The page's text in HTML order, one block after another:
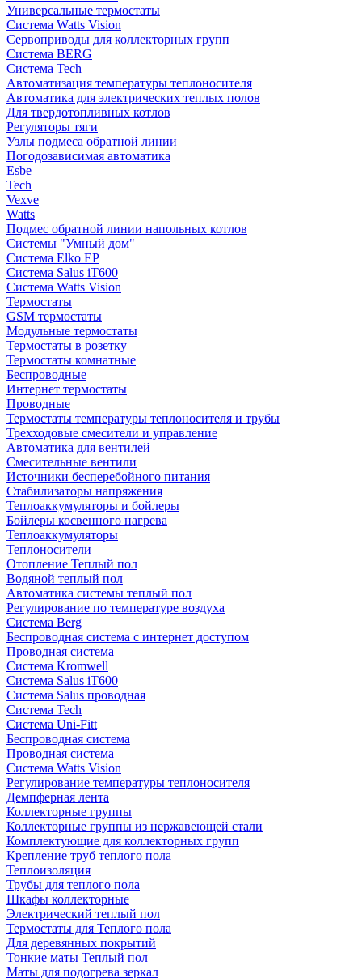
Универсальные термостаты
Система Watts Vision
Сервоприводы для коллекторных групп
Система BERG
Система Tech
Автоматизация температуры теплоносителя
Автоматика для электрических теплых полов
Для твердотопливных котлов
Регуляторы тяги
Узлы подмеса обратной линии
Погодозависимая автоматика
Esbe
Tech
Vexve
Watts
Подмес обратной линии напольных котлов
Системы "Умный дом"
Система Elko EP
Система Salus iT600
Система Watts Vision
Термостаты
GSM термостаты
Модульные термостаты
Термостаты в розетку
Термостаты комнатные
Беспроводные
Интернет термостаты
Проводные
Термостаты температуры теплоносителя и трубы
Трехходовые смесители и управление
Автоматика для вентилей
Смесительные вентили
Источники бесперебойного питания
Стабилизаторы напряжения
Теплоаккумуляторы и бойлеры
Бойлеры косвенного нагрева
Теплоаккумуляторы
Теплоносители
Отопление Теплый пол
Водяной теплый пол
Автоматика системы теплый пол
Регулирование по температуре воздуха
Система Berg
Беспроводная система с интернет доступом
Проводная система
Система Kromwell
Система Salus iT600
Система Salus проводная
Система Tech
Система Uni-Fitt
Беспроводная система
Проводная система
Система Watts Vision
Регулирование температуры теплоносителя
Демпферная лента
Коллекторные группы
Коллекторные группы из нержавеющей стали
Комплектующие для коллекторных групп
Крепление труб теплого пола
Теплоизоляция
Трубы для теплого пола
Шкафы коллекторные
Электрический теплый пол
Термостаты для Теплого пола
Для деревянных покрытий
Тонкие маты Теплый пол
Маты для подогрева зеркал